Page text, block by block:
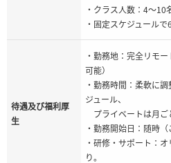
・クラス人数：4～10
・固定スケジュール
待遇及び福利厚
生
・勤務地：完全リモ
可能）
・勤務時間：柔軟に
ジュール、
プライベートは月ご
・勤務開始日：随時（
・研修・サポート：
り。